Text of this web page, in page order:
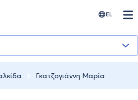
EL
Γκατζογιάννη Μαρία